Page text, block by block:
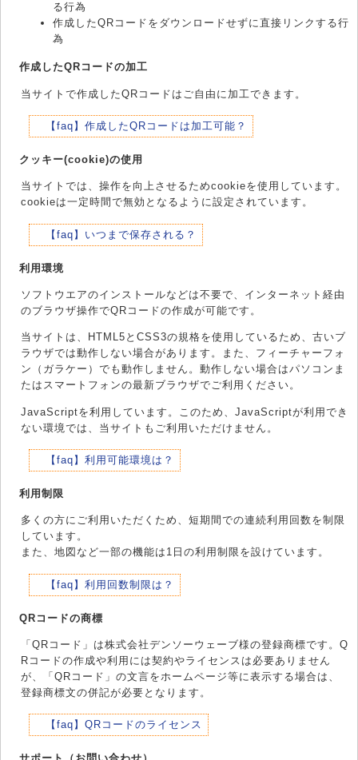
る行為
作成したQRコードをダウンロードせずに直接リンクする行
為
作成したQRコードの加工
当サイトで作成したQRコードはご自由に加工できます。
【faq】作成したQRコードは加工可能？
クッキー(cookie)の使用
当サイトでは、操作を向上させるためcookieを使用しています。
cookieは一定時間で無効となるように設定されています。
【faq】いつまで保存される？
利用環境
ソフトウエアのインストールなどは不要で、インターネット経由
のブラウザ操作でQRコードの作成が可能です。
当サイトは、HTML5とCSS3の規格を使用しているため、古いブ
ラウザでは動作しない場合があります。また、フィーチャーフォ
ン（ガラケー）でも動作しません。動作しない場合はパソコンま
たはスマートフォンの最新ブラウザでご利用ください。
JavaScriptを利用しています。このため、JavaScriptが利用でき
ない環境では、当サイトもご利用いただけません。
【faq】利用可能環境は？
利用制限
多くの方にご利用いただくため、短期間での連続利用回数を制限
しています。
また、地図など一部の機能は1日の利用制限を設けています。
【faq】利用回数制限は？
QRコードの商標
「QRコード」は株式会社デンソーウェーブ様の登録商標です。Q
Rコードの作成や利用には契約やライセンスは必要ありません
が、「QRコード」の文言をホームページ等に表示する場合は、
登録商標文の併記が必要となります。
【faq】QRコードのライセンス